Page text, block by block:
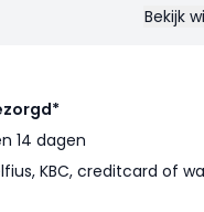
Bekijk
14 dagen
KBC, creditcard of